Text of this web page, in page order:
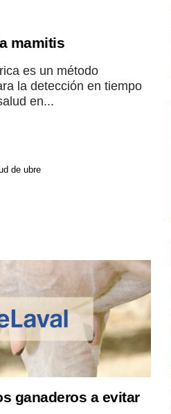
mamitis
es un método
la detección en tiempo
en...
de ubre
ganaderos a evitar